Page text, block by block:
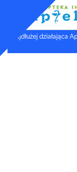
Najdłużej działająca